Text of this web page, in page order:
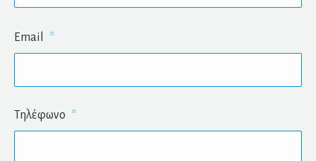
Email *
Τηλέφωνο *